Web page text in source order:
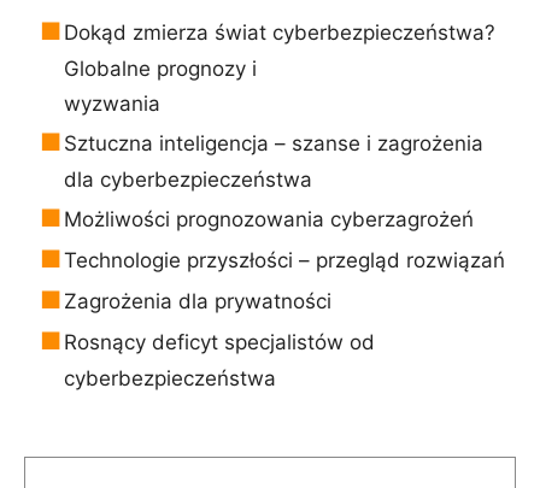
Dokąd zmierza świat cyberbezpieczeństwa?
Globalne prognozy i
wyzwania
Sztuczna inteligencja – szanse i zagrożenia
dla cyberbezpieczeństwa
Możliwości prognozowania cyberzagrożeń
Technologie przyszłości – przegląd rozwiązań
Zagrożenia dla prywatności
Rosnący deficyt specjalistów od
cyberbezpieczeństwa